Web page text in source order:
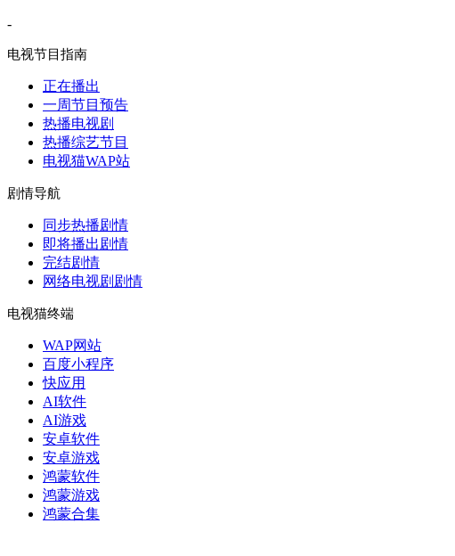
-
电视节目指南
正在播出
一周节目预告
热播电视剧
热播综艺节目
电视猫WAP站
剧情导航
同步热播剧情
即将播出剧情
完结剧情
网络电视剧剧情
电视猫终端
WAP网站
百度小程序
快应用
AI软件
AI游戏
安卓软件
安卓游戏
鸿蒙软件
鸿蒙游戏
鸿蒙合集